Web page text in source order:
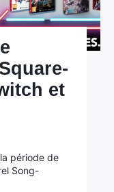
et
période de
Song-